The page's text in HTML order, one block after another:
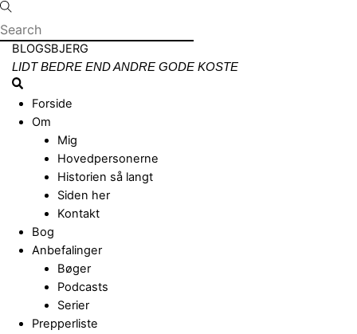
Skip
to
content
Menu
BLOGSBJERG
LIDT BEDRE END ANDRE GODE KOSTE
Search
Forside
Om
Mig
Hovedpersonerne
Historien så langt
Siden her
Kontakt
Bog
Anbefalinger
Bøger
Podcasts
Serier
Prepperliste